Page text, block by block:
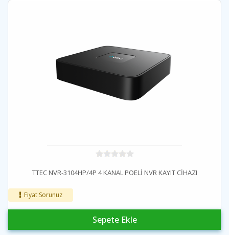
TTEC NVR-3104HP/4P 4 KANAL POELİ NVR KAYIT CİHAZI
Fiyat Sorunuz
Sepete Ekle